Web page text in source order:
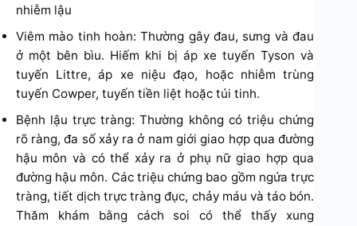
nhiễm lậu
Viêm mào tinh hoàn: Thường gây đau, sưng và đau
ở một bên bìu. Hiếm khi bị áp xe tuyến Tyson và
tuyến Littre, áp xe niệu đạo, hoặc nhiễm trùng
tuyến Cowper, tuyến tiền liệt hoặc túi tinh.
Bệnh lậu trực tràng: Thường không có triệu chứng
rõ ràng, đa số xảy ra ở nam giới giao hợp qua đường
hậu môn và có thể xảy ra ở phụ nữ giao hợp qua
đường hậu môn. Các triệu chứng bao gồm ngứa trực
tràng, tiết dịch trực tràng đục, chảy máu và táo bón.
Thăm khám bằng cách soi có thể thấy xung